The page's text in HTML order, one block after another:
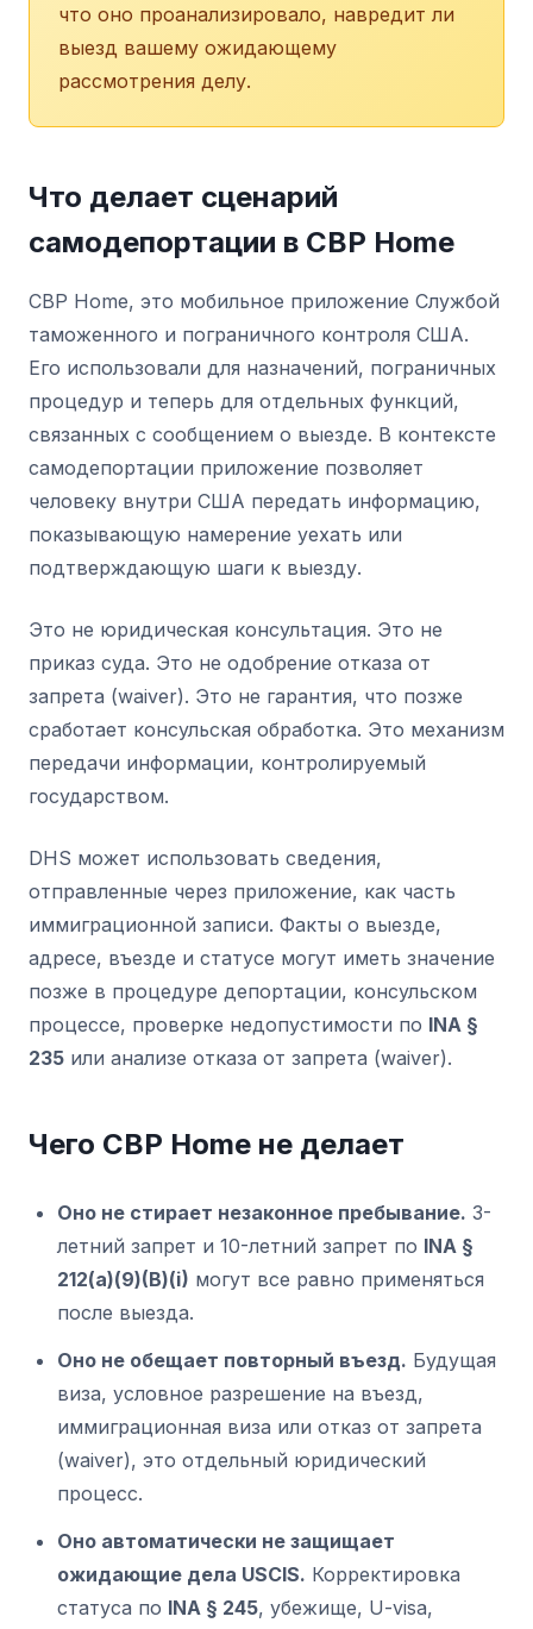
что оно проанализировало, навредит ли
выезд вашему ожидающему
рассмотрения делу.
Что делает сценарий
самодепортации в CBP Home
CBP Home, это мобильное приложение Службой
таможенного и пограничного контроля США.
Его использовали для назначений, пограничных
процедур и теперь для отдельных функций,
связанных с сообщением о выезде. В контексте
самодепортации приложение позволяет
человеку внутри США передать информацию,
показывающую намерение уехать или
подтверждающую шаги к выезду.
Это не юридическая консультация. Это не
приказ суда. Это не одобрение отказа от
запрета (waiver). Это не гарантия, что позже
сработает консульская обработка. Это механизм
передачи информации, контролируемый
государством.
DHS может использовать сведения,
отправленные через приложение, как часть
иммиграционной записи. Факты о выезде,
адресе, въезде и статусе могут иметь значение
позже в процедуре депортации, консульском
процессе, проверке недопустимости по INA §
235 или анализе отказа от запрета (waiver).
Чего CBP Home не делает
Оно не стирает незаконное пребывание. 3-
летний запрет и 10-летний запрет по INA §
212(a)(9)(B)(i) могут все равно применяться
после выезда.
Оно не обещает повторный въезд. Будущая
виза, условное разрешение на въезд,
иммиграционная виза или отказ от запрета
(waiver), это отдельный юридический
процесс.
Оно автоматически не защищает
ожидающие дела USCIS. Корректировка
статуса по INA § 245, убежище, U-visa,